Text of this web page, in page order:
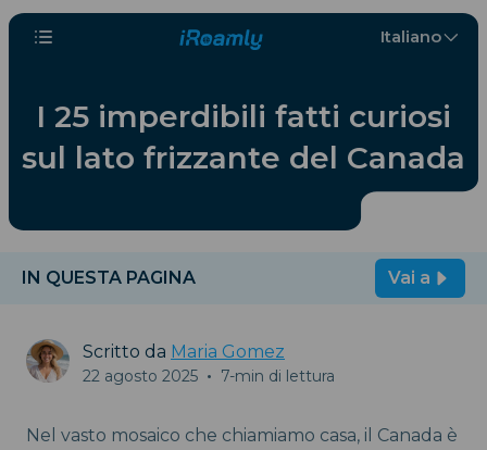
Italiano
I 25 imperdibili fatti curiosi
sul lato frizzante del Canada
IN QUESTA PAGINA Vai a
Scritto da Maria Gomez
22 agosto 2025 • 7-min di lettura
Nel vasto mosaico che chiamiamo casa, il Canada è